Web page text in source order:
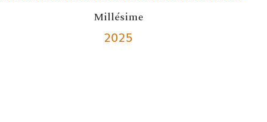
Millésime
2025